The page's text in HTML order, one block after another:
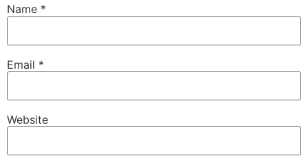
Name *
Email *
Website